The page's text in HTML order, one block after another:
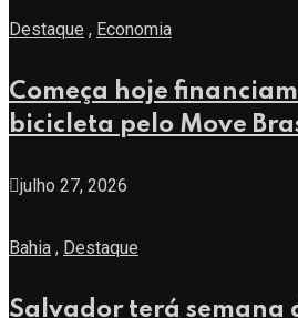
Destaque , Economia
Começa hoje
bicicleta pelo Move
julho 27, 2026
Bahia , Destaque
Salvador terá semana